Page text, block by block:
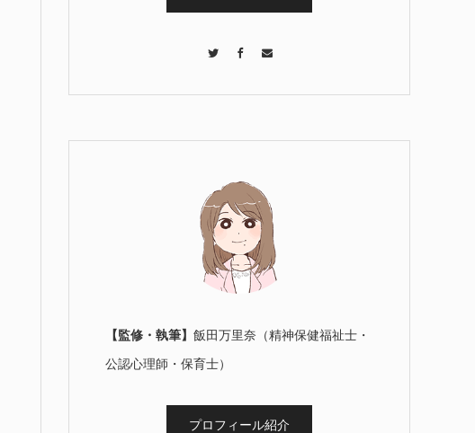
【監修・執筆】 飯田万里奈（精神保健福祉士・
公認心理師・保育士）
プロフィール紹介